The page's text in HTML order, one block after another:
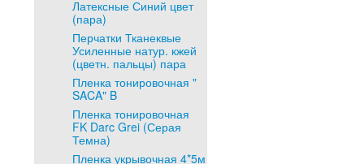
Латексные Синий цвет
(пара)
Перчатки Тканеквые
Усиленные натур. кжей
(цветн. пальцы) пара
Пленка тонировочная "
SACA" B
Пленка тонировочная
FK Darc Grei (Серая
Темна)
Пленка укрывочная 4*5м